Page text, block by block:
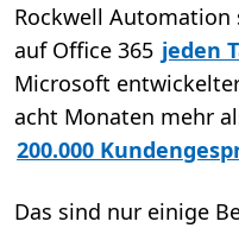
Rockwell
auf Office 365 jeden
Microsoft
acht Monaten mehr
200.000
Das sind nur einige